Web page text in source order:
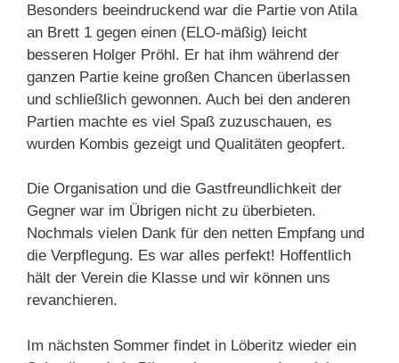
Besonders beeindruckend war die Partie von Atila
an Brett 1 gegen einen (ELO-mäßig) leicht
besseren Holger Pröhl. Er hat ihm während der
ganzen Partie keine großen Chancen überlassen
und schließlich gewonnen. Auch bei den anderen
Partien machte es viel Spaß zuzuschauen, es
wurden Kombis gezeigt und Qualitäten geopfert.
Die Organisation und die Gastfreundlichkeit der
Gegner war im Übrigen nicht zu überbieten.
Nochmals vielen Dank für den netten Empfang und
die Verpflegung. Es war alles perfekt! Hoffentlich
hält der Verein die Klasse und wir können uns
revanchieren.
Im nächsten Sommer findet in Löberitz wieder ein